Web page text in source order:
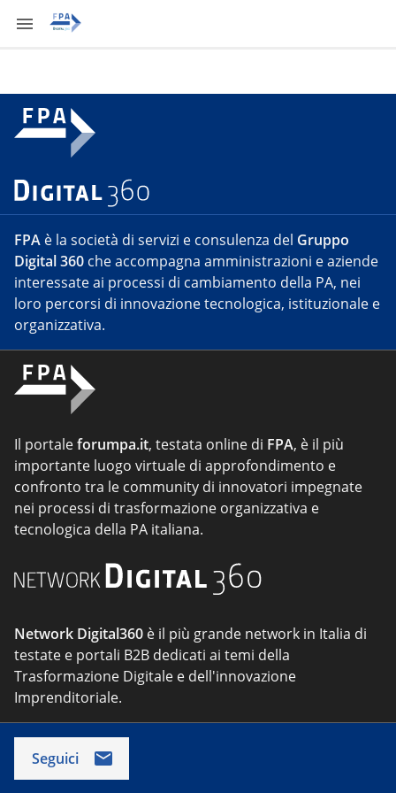
FPA è la società di servizi e consulenza del Gruppo
Digital 360 che accompagna amministrazioni e aziende
interessate ai processi di cambiamento della PA, nei
loro percorsi di innovazione tecnologica, istituzionale e
organizzativa.
Il portaleforumpa.it, testata online di FPA, è il più
importante luogo virtuale di approfondimento e
confronto tra le community di innovatori impegnate
nei processi di trasformazione organizzativa e
tecnologica della PA italiana.
Network Digital360 è il più grande network in Italia di
testate e portali B2B dedicati ai temi della
Trasformazione Digitale e dell'innovazione
Imprenditoriale.
Seguici